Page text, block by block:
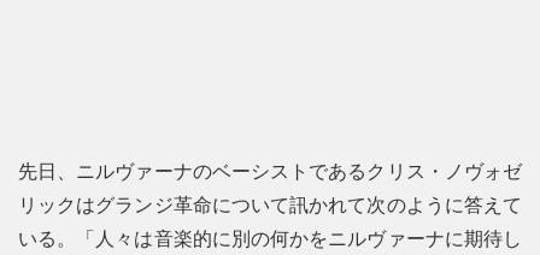
先日、ニルヴァーナのベーシストであるクリス・ノヴォゼ
リックはグランジ革命について訊かれて次のように答えて
いる。「人々は音楽的に別の何かをニルヴァーナに期待し